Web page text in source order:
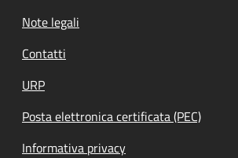
Note legali
Contatti
URP
Posta elettronica certificata (PEC)
Informativa privacy